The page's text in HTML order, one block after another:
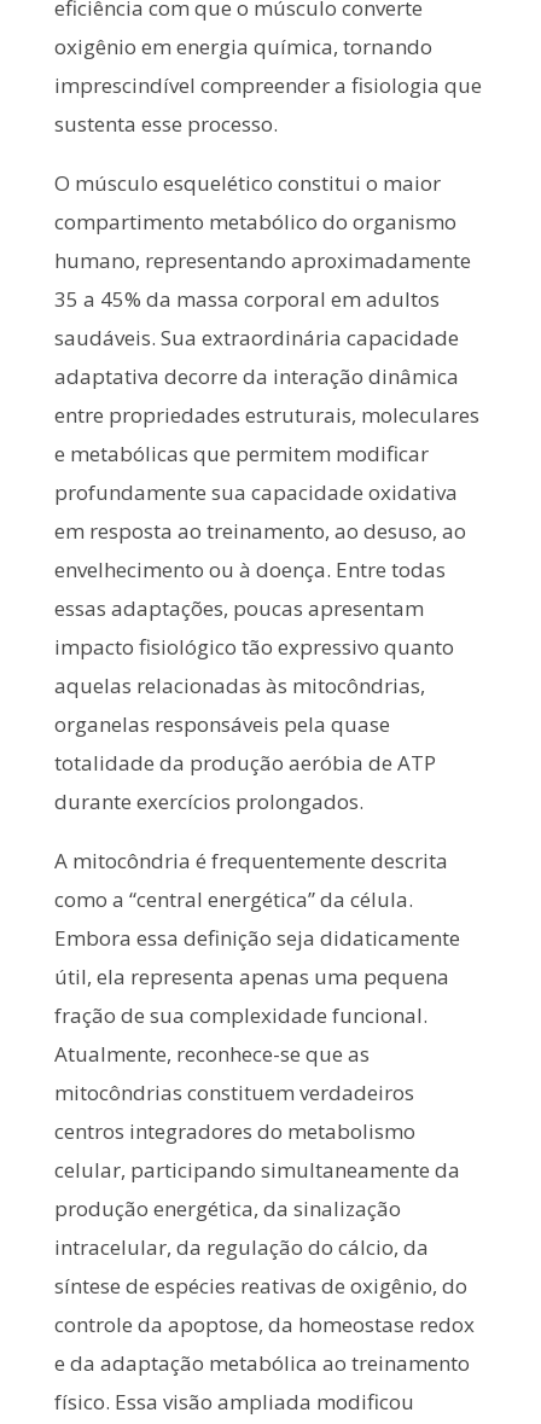
eficiência com que o músculo converte
oxigênio em energia química, tornando
imprescindível compreender a fisiologia que
sustenta esse processo.
O músculo esquelético constitui o maior
compartimento metabólico do organismo
humano, representando aproximadamente
35 a 45% da massa corporal em adultos
saudáveis. Sua extraordinária capacidade
adaptativa decorre da interação dinâmica
entre propriedades estruturais, moleculares
e metabólicas que permitem modificar
profundamente sua capacidade oxidativa
em resposta ao treinamento, ao desuso, ao
envelhecimento ou à doença. Entre todas
essas adaptações, poucas apresentam
impacto fisiológico tão expressivo quanto
aquelas relacionadas às mitocôndrias,
organelas responsáveis pela quase
totalidade da produção aeróbia de ATP
durante exercícios prolongados.
A mitocôndria é frequentemente descrita
como a “central energética” da célula.
Embora essa definição seja didaticamente
útil, ela representa apenas uma pequena
fração de sua complexidade funcional.
Atualmente, reconhece-se que as
mitocôndrias constituem verdadeiros
centros integradores do metabolismo
celular, participando simultaneamente da
produção energética, da sinalização
intracelular, da regulação do cálcio, da
síntese de espécies reativas de oxigênio, do
controle da apoptose, da homeostase redox
e da adaptação metabólica ao treinamento
físico. Essa visão ampliada modificou